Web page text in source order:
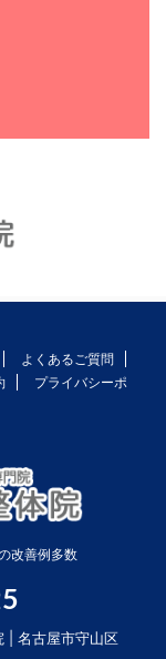
よくあるご質問
プライバシーポ
改善例多数
| 名古屋市守山区